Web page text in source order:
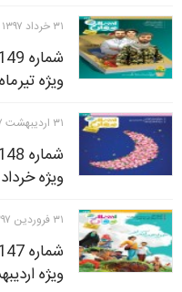
۳۱ خرداد ۱۳۹۷ ۲۰:۳۸
ویژه تیرماه 1397
۳۱ ارديبهشت ۱۳۹۷ ۱۸:۴۵
ویژه
۳۱ فروردين ۱۳۹۷ ۲۰:۳۴
ویژه